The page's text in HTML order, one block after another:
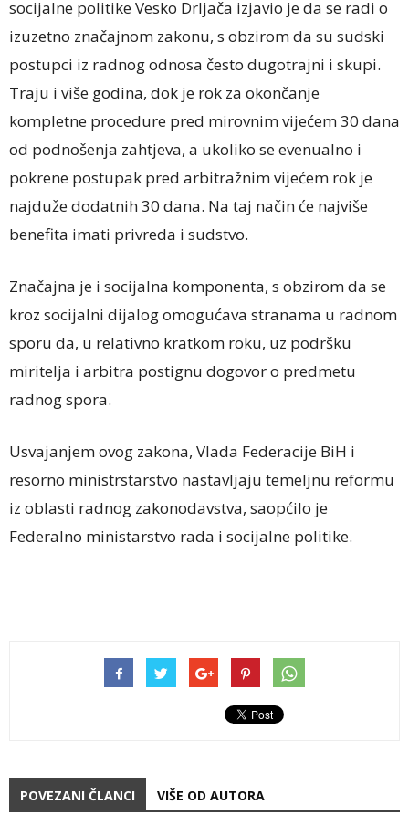
socijalne politike Vesko Drljača izjavio je da se radi o
izuzetno značajnom zakonu, s obzirom da su sudski
postupci iz radnog odnosa često dugotrajni i skupi.
Traju i više godina, dok je rok za okončanje
kompletne procedure pred mirovnim vijećem 30 dana
od podnošenja zahtjeva, a ukoliko se evenualno i
pokrene postupak pred arbitražnim vijećem rok je
najduže dodatnih 30 dana. Na taj način će najviše
benefita imati privreda i sudstvo.
Značajna je i socijalna komponenta, s obzirom da se
kroz socijalni dijalog omogućava stranama u radnom
sporu da, u relativno kratkom roku, uz podršku
miritelja i arbitra postignu dogovor o predmetu
radnog spora.
Usvajanjem ovog zakona, Vlada Federacije BiH i
resorno ministrstarstvo nastavljaju temeljnu reformu
iz oblasti radnog zakonodavstva, saopćilo je
Federalno ministarstvo rada i socijalne politike.
POVEZANI ČLANCI VIŠE OD AUTORA